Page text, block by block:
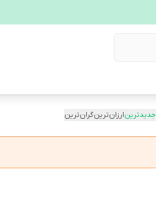
جدیدترینارزان‌ترینگران‌ترین